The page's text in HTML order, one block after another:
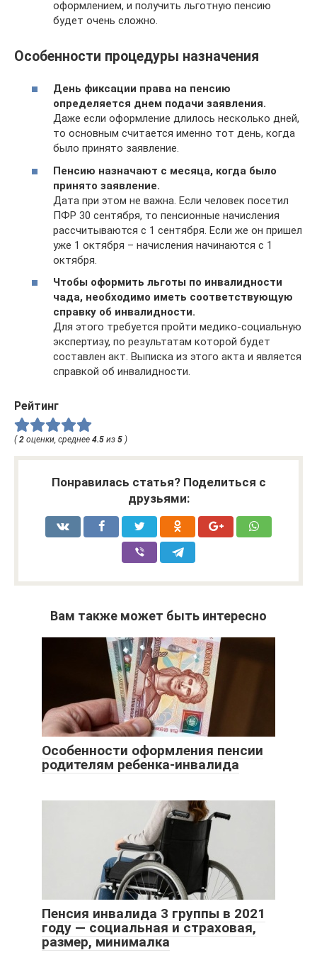
оформлением, и получить льготную пенсию
будет очень сложно.
Особенности процедуры назначения
День фиксации права на пенсию
определяется днем подачи заявления.
Даже если оформление длилось несколько дней,
то основным считается именно тот день, когда
было принято заявление.
Пенсию назначают с месяца, когда было
принято заявление.
Дата при этом не важна. Если человек посетил
ПФР 30 сентября, то пенсионные начисления
рассчитываются с 1 сентября. Если же он пришел
уже 1 октября – начисления начинаются с 1
октября.
Чтобы оформить льготы по инвалидности
чада, необходимо иметь соответствующую
справку об инвалидности.
Для этого требуется пройти медико-социальную
экспертизу, по результатам которой будет
составлен акт. Выписка из этого акта и является
справкой об инвалидности.
Рейтинг
( 2 оценки, среднее 4.5 из 5 )
Понравилась статья? Поделиться с
друзьями:
Вам также может быть интересно
Особенности оформления пенсии
родителям ребенка-инвалида
Пенсия инвалида 3 группы в 2021
году — социальная и страховая,
размер, минималка